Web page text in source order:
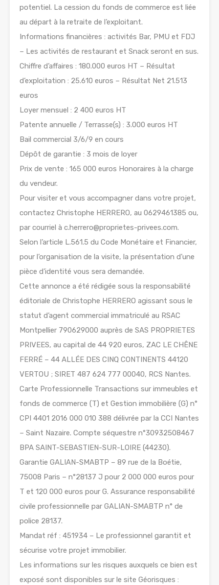
potentiel. La cession du fonds de commerce est liée
au départ à la retraite de l’exploitant.
Informations financières : activités Bar, PMU et FDJ
– Les activités de restaurant et Snack seront en sus.
Chiffre d’affaires : 180.000 euros HT – Résultat
d’exploitation : 25.610 euros – Résultat Net 21.513
euros
Loyer mensuel : 2 400 euros HT
Patente annuelle / Terrasse(s) : 3.000 euros HT
Bail commercial 3/6/9 en cours
Dépôt de garantie : 3 mois de loyer
Prix de vente : 165 000 euros Honoraires à la charge
du vendeur.
Pour visiter et vous accompagner dans votre projet,
contactez Christophe HERRERO, au 0629461385 ou,
par courriel à c.herrero@proprietes-privees.com.
Selon l’article L.561.5 du Code Monétaire et Financier,
pour l’organisation de la visite, la présentation d’une
pièce d’identité vous sera demandée.
Cette annonce a été rédigée sous la responsabilité
éditoriale de Christophe HERRERO agissant sous le
statut d’agent commercial immatriculé au RSAC
Montpellier 790629000 auprès de SAS PROPRIETES
PRIVEES, au capital de 44 920 euros, ZAC LE CHÊNE
FERRÉ – 44 ALLÉE DES CINQ CONTINENTS 44120
VERTOU ; SIRET 487 624 777 00040, RCS Nantes.
Carte Professionnelle Transactions sur immeubles et
fonds de commerce (T) et Gestion immobilière (G) n°
CPI 4401 2016 000 010 388 délivrée par la CCI Nantes
– Saint Nazaire. Compte séquestre n°30932508467
BPA SAINT-SEBASTIEN-SUR-LOIRE (44230).
Garantie GALIAN-SMABTP – 89 rue de la Boétie,
75008 Paris – n°28137 J pour 2 000 000 euros pour
T et 120 000 euros pour G. Assurance responsabilité
civile professionnelle par GALIAN-SMABTP n° de
police 28137.
Mandat réf : 451934 – Le professionnel garantit et
sécurise votre projet immobilier.
Les informations sur les risques auxquels ce bien est
exposé sont disponibles sur le site Géorisques :